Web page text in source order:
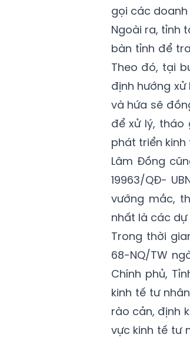
gọi các doanh
Ngoài ra, tỉnh
bàn tỉnh để
Theo đó, tại
định hướng
và hứa sẽ
để xử lý,
phát triển
Lâm Đồng
19963/QĐ-
vướng mắc,
nhất là các dự
Trong thời
68-NQ/TW
Chính phủ,
kinh tế tư
rào cản, định
vực kinh tế tư